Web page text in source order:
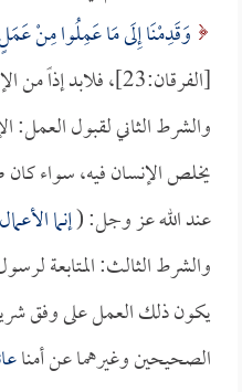
وَقَدِمْنَا إِلَى مَا عَمِلُوا مِنْ
[الفرقان:23]، فلابد إذاً من الإيمان.
والشرط الثاني لقبول
يخلص الإنسان فيه، سواء
عند الله عز وجل: (إنما
والشرط الثالث: المتابعة
يكون ذلك العمل على وفق
الصحيحين وغيرهما عن أمنا